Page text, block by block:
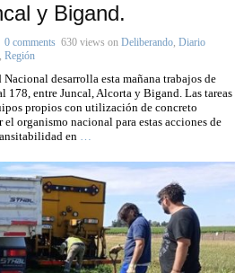
y Bigand.
0 comments 630 views on Deliberando, Diario
, Región
desarrolla esta mañana trabajos de
entre Juncal, Alcorta y Bigand. Las tareas
propios con utilización de concreto
organismo nacional para estas acciones de
en …